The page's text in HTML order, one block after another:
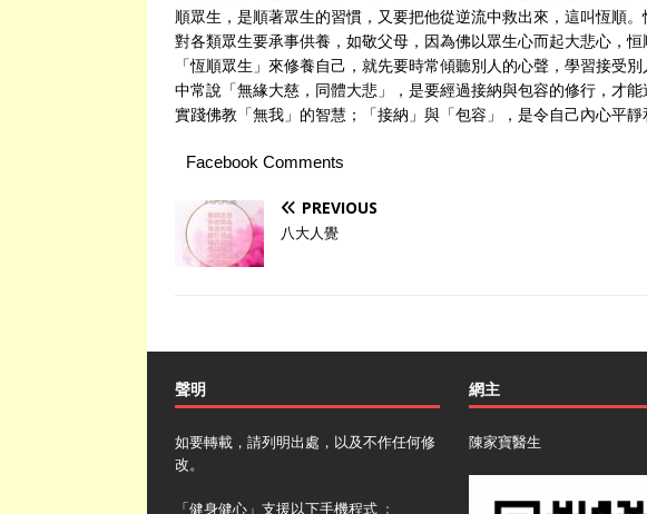
順眾生，是順著眾生的習慣，又要把他從逆流中救出來，這叫恆順
對各類眾生要承事供養，如敬父母，因為佛以眾生心而起大悲心，
「恆順眾生」來修養自己，就先要時常傾聽別人的心聲，學習接受
中常說「無緣大慈，同體大悲」，是要經過接納與包容的修行，才
實踐佛教「無我」的智慧；「接納」與「包容」，是令自己內心平靜
Facebook Comments
PREVIOUS
八大人覺
聲明
如要轉載，請列明出處，以及不作任何修
改。
「健身健心」支援以下手機程式 ﹕
網主
陳家寶醫生